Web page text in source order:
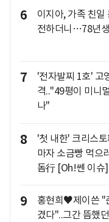
6
이지아, 가족 친일
전하더니…78년
7
'전자발찌 1호' 고
격.."49평이 미니
나"
8
'첫 내한' 크리스
마자 소금빵 먹으
돔行 [Oh!쎈 이슈]
9
홍현희♥제이쓴 "
겼다"..그간 뜸했